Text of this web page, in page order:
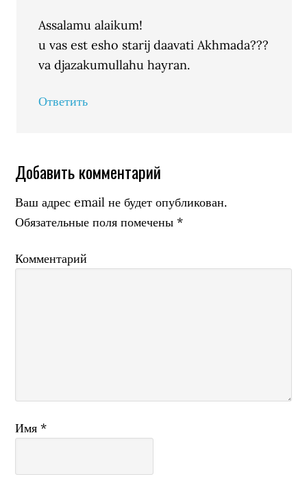
Assalamu alaikum!
u vas est esho starij daavati Akhmada???
va djazakumullahu hayran.
Ответить
Добавить комментарий
Ваш адрес email не будет опубликован.
Обязательные поля помечены*
Комментарий
Имя*